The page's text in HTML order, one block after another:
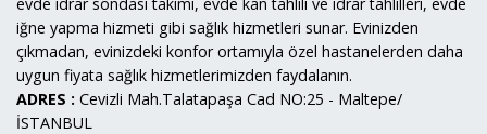
iğne yapma hizmeti gibi sağlık hizmetleri sunar. Evinizden
çıkmadan, evinizdeki konfor ortamıyla özel hastanelerden daha
uygun fiyata sağlık hizmetlerimizden faydalanın.
ADRES : Cevizli Mah.Talatapaşa Cad NO:25 - Maltepe/
İSTANBUL